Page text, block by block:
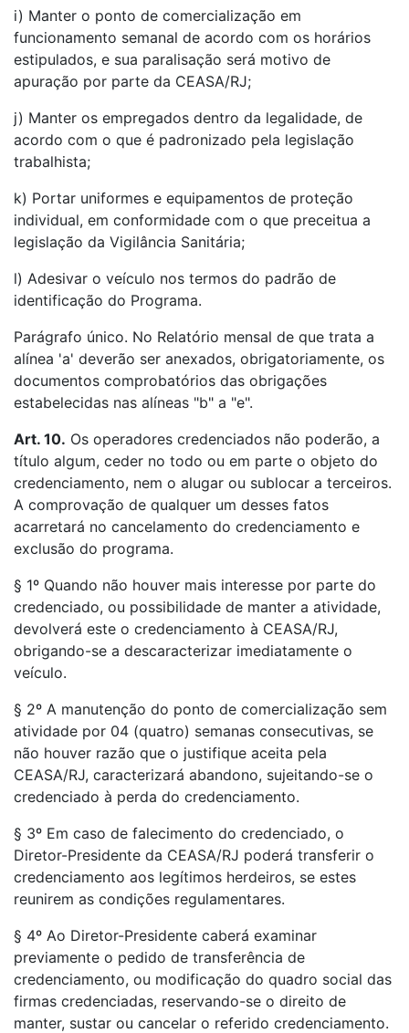
i) Manter o ponto de comercialização em
funcionamento semanal de acordo com os horários
estipulados, e sua paralisação será motivo de
apuração por parte da CEASA/RJ;
j) Manter os empregados dentro da legalidade, de
acordo com o que é padronizado pela legislação
trabalhista;
k) Portar uniformes e equipamentos de proteção
individual, em conformidade com o que preceitua a
legislação da Vigilância Sanitária;
l) Adesivar o veículo nos termos do padrão de
identificação do Programa.
Parágrafo único. No Relatório mensal de que trata a
alínea 'a' deverão ser anexados, obrigatoriamente, os
documentos comprobatórios das obrigações
estabelecidas nas alíneas "b" a "e".
Art. 10. Os operadores credenciados não poderão, a
título algum, ceder no todo ou em parte o objeto do
credenciamento, nem o alugar ou sublocar a terceiros.
A comprovação de qualquer um desses fatos
acarretará no cancelamento do credenciamento e
exclusão do programa.
§ 1º Quando não houver mais interesse por parte do
credenciado, ou possibilidade de manter a atividade,
devolverá este o credenciamento à CEASA/RJ,
obrigando-se a descaracterizar imediatamente o
veículo.
§ 2º A manutenção do ponto de comercialização sem
atividade por 04 (quatro) semanas consecutivas, se
não houver razão que o justifique aceita pela
CEASA/RJ, caracterizará abandono, sujeitando-se o
credenciado à perda do credenciamento.
§ 3º Em caso de falecimento do credenciado, o
Diretor-Presidente da CEASA/RJ poderá transferir o
credenciamento aos legítimos herdeiros, se estes
reunirem as condições regulamentares.
§ 4º Ao Diretor-Presidente caberá examinar
previamente o pedido de transferência de
credenciamento, ou modificação do quadro social das
firmas credenciadas, reservando-se o direito de
manter, sustar ou cancelar o referido credenciamento.